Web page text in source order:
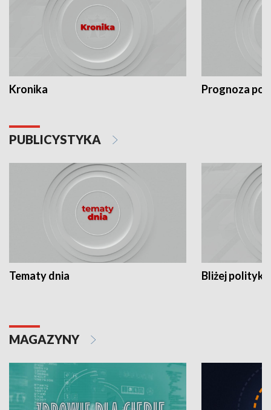
Kronika Prognoza
PUBLICYSTYKA
Tematy dnia Bliżej polityki
MAGAZYNY